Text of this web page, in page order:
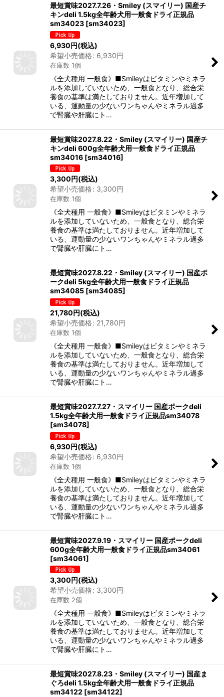
最短賞味2027.7.26・Smiley (スマイリー) 国産チ
キンdeli 1.5kg全年齢犬用一般食ドライ正規品
sm34023 [sm34023]
6,930円(税込)
希望小売価格: 6,930円
在庫数 1個
《全犬種用 一般食》■Smileyはビタミンやミネラ
ルを添加していないため、一般食となり、総合栄
養食の基準は満たしておりません。近年増加して
いる、運動量の少ないワンちゃんやミネラル過多
で腎臓や肝臓にト…
最短賞味2027.8.22・Smiley (スマイリー) 国産チ
キンdeli 600g全年齢犬用一般食ドライ正規品
sm34016 [sm34016]
3,300円(税込)
希望小売価格: 3,300円
在庫数 1個
《全犬種用 一般食》■Smileyはビタミンやミネラ
ルを添加していないため、一般食となり、総合栄
養食の基準は満たしておりません。近年増加して
いる、運動量の少ないワンちゃんやミネラル過多
で腎臓や肝臓にト…
最短賞味2027.8.22・Smiley (スマイリー) 国産ポ
ークdeli 5kg全年齢犬用一般食ドライ正規品
sm34085 [sm34085]
21,780円(税込)
希望小売価格: 21,780円
在庫数 1個
《全犬種用 一般食》■Smileyはビタミンやミネラ
ルを添加していないため、一般食となり、総合栄
養食の基準は満たしておりません。近年増加して
いる、運動量の少ないワンちゃんやミネラル過多
で腎臓や肝臓にト…
最短賞味2027.7.27・スマイリー 国産ポークdeli
1.5kg全年齢犬用一般食ドライ正規品sm34078
[sm34078]
6,930円(税込)
希望小売価格: 6,930円
在庫数 1個
《全犬種用 一般食》■Smileyはビタミンやミネラ
ルを添加していないため、一般食となり、総合栄
養食の基準は満たしておりません。近年増加して
いる、運動量の少ないワンちゃんやミネラル過多
で腎臓や肝臓にト…
最短賞味2027.9.19・スマイリー 国産ポークdeli
600g全年齢犬用一般食ドライ正規品sm34061
[sm34061]
3,300円(税込)
希望小売価格: 3,300円
在庫数 2個
《全犬種用 一般食》■Smileyはビタミンやミネラ
ルを添加していないため、一般食となり、総合栄
養食の基準は満たしておりません。近年増加して
いる、運動量の少ないワンちゃんやミネラル過多
で腎臓や肝臓にト…
最短賞味2027.8.23・Smiley (スマイリー) 国産ま
ぐろdeli 1.5kg全年齢犬用一般食ドライ正規品
sm34122 [sm34122]